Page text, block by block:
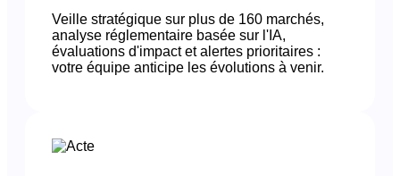
Veille stratégique sur plus de 160 marchés,
analyse réglementaire basée sur l'IA,
évaluations d'impact et alertes prioritaires :
votre équipe anticipe les évolutions à venir.